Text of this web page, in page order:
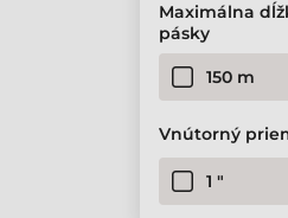
Maximálna
pásky
150 m
Vnútorný
1 "